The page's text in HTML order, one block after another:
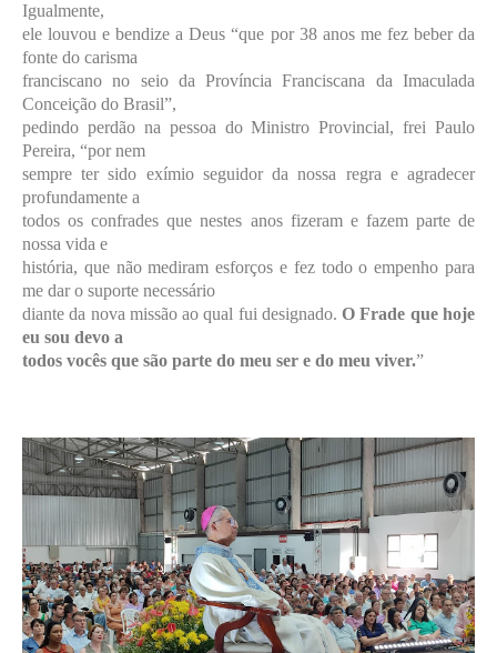
Igualmente,
ele louvou e bendize a Deus “que por 38 anos me fez beber da
fonte do carisma
franciscano no seio da Província Franciscana da Imaculada
Conceição do Brasil”,
pedindo perdão na pessoa do Ministro Provincial, frei Paulo
Pereira, “por nem
sempre ter sido exímio seguidor da nossa regra e agradecer
profundamente a
todos os confrades que nestes anos fizeram e fazem parte de
nossa vida e
história, que não mediram esforços e fez todo o empenho para
me dar o suporte necessário
diante da nova missão ao qual fui designado.O Frade que hoje
eu sou devo a
todos vocês que são parte do meu ser e do meu viver.”